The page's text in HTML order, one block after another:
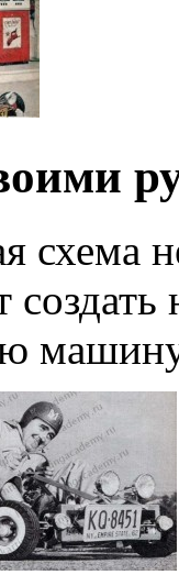
схема